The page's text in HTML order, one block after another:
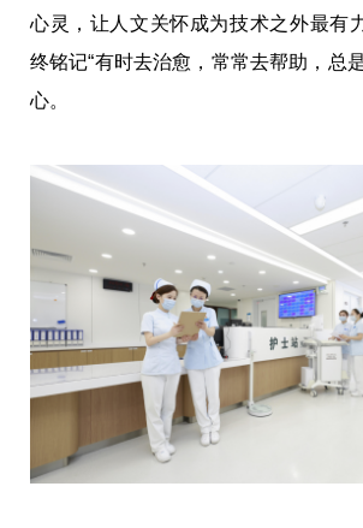
心灵，让人文关怀成为技术之外最有
终铭记“有时去治愈，常常去帮助，总
心。